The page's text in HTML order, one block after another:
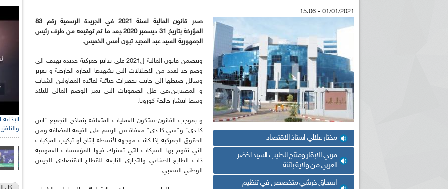
01/01/2021 - 15:06
مختار علالي استاذ الاقتصاد
مربي الابقار ومنتج للحليب السيد لخضر
العربي من ولاية باتنة
اسحاق خرشي متخصص في تنظيم
صدر قانون المالية لسنة 2021 في الجريدة الرسمية رقم 83
المؤرخة بتاريخ 31 ديسمبر 2020،بعد ما تم توقيعه من طرف رئيس
الجمهورية السيد عبد المجيد تبون أمس الخميس.
ويتضمن قانون المالية ل2021 على تدابير جمركية جديدة تهدف الى
وضع حد لعدد من الاختلالات التي تشهدها التجارة الخارجية و تعزيز
وسائل ضبطها الى جانب تحفيزات جبائية لفائدة المقاولين الشباب
و المصدرين،في ظل الصعوبات التي تميز الوضع المالي للبلاد
وسط انتشار جائحة كورونا.
و بموجب القانون،ستكون العمليات المتعلقة بنماذج التجميع "اس
كا دي" و"سي كا دي" معفاة من الرسم على القيمة المضافة ومن
الحقوق الجمركية إذا كانت موجهة لأنشطة إنتاج أو تركيب المركبات
التي تقوم بها الشركات التي تشترك فيها المؤسسات العمومية
ذات الطابع الصناعي والتجاري التابعة للقطاع الاقتصادي للجيش
الوطني الشعبي .
كل